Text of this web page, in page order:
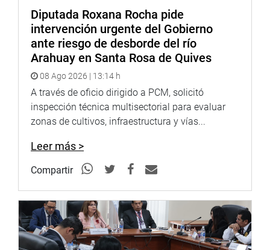
Diputada Roxana Rocha pide
intervención urgente del Gobierno
ante riesgo de desborde del río
Arahuay en Santa Rosa de Quives
08 Ago 2026 | 13:14 h
A través de oficio dirigido a PCM, solicitó
inspección técnica multisectorial para evaluar
zonas de cultivos, infraestructura y vías...
Leer más >
Compartir